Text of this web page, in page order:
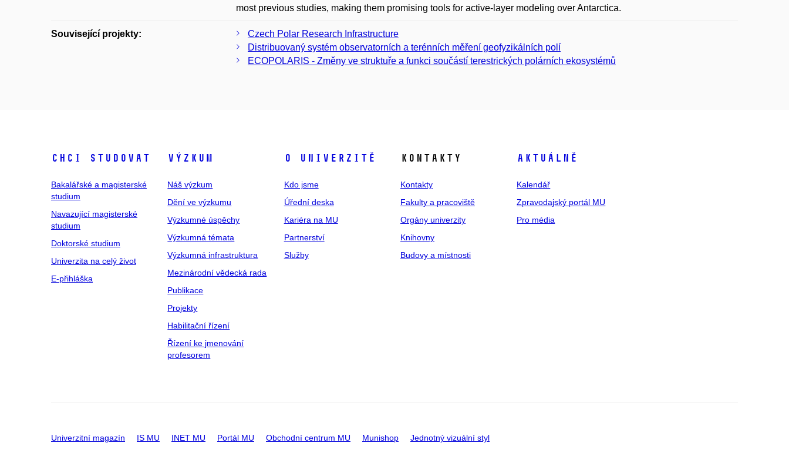
most previous studies, making them promising tools for active-layer modeling over Antarctica.
Související projekty:
Czech Polar Research Infrastructure
Distribuovaný systém observatorních a terénních měření geofyzikálních polí
ECOPOLARIS - Změny ve struktuře a funkci součástí terestrických polárních ekosystémů
Chci studovat
Bakalářské a magisterské
studium
Navazující magisterské
studium
Doktorské studium
Univerzita na celý život
E-přihláška
Výzkum
Náš výzkum
Dění ve výzkumu
Výzkumné úspěchy
Výzkumná témata
Výzkumná infrastruktura
Mezinárodní vědecká rada
Publikace
Projekty
Habilitační řízení
Řízení ke jmenování
profesorem
O univerzitě
Kdo jsme
Úřední deska
Kariéra na MU
Partnerství
Služby
Kontakty
Kontakty
Fakulty a pracoviště
Orgány univerzity
Knihovny
Budovy a místnosti
Aktuálně
Kalendář
Zpravodajský portál MU
Pro média
Univerzitní magazín IS MU INET MU Portál MU Obchodní centrum MU Munishop Jednotný vizuální styl